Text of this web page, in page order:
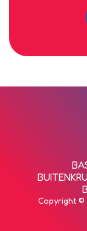
Copyright ©